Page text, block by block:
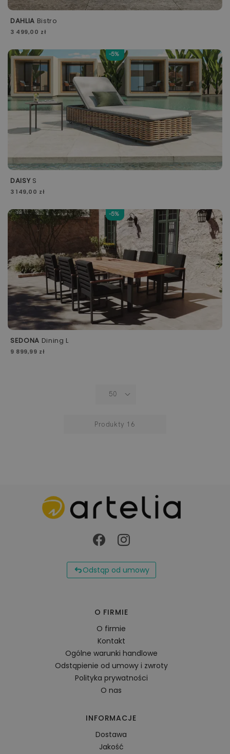
DAHLIA Bistro
3 499,00 zł
-5%
DAISYS
3 149,00 zł
-5%
SEDONA Dining L
9 899,99 zł
Produkty 16
Odstąp od umowy
O FIRMIE
O firmie
Kontakt
Ogólne warunki handlowe
Odstąpienie od umowy i zwroty
Polityka prywatności
O nas
INFORMACJE
Dostawa
Jakość